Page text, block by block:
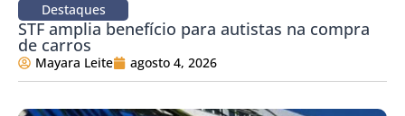
Destaques
STF amplia benefício para autistas na compra
de carros
Mayara Leite agosto 4, 2026